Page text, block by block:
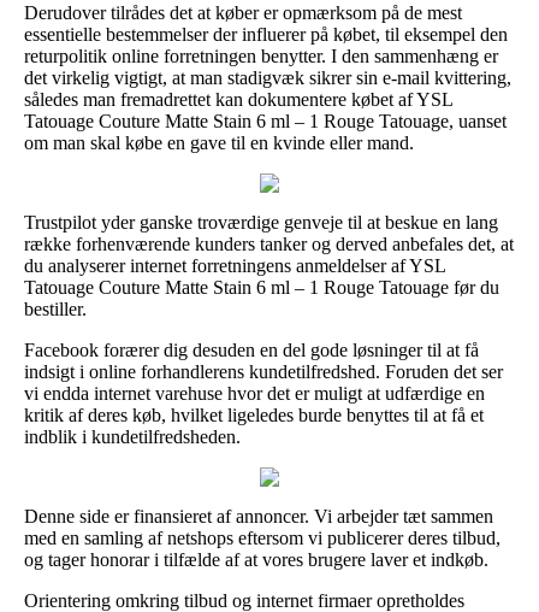
Derudover tilrådes det at køber er opmærksom på de mest
essentielle bestemmelser der influerer på købet, til eksempel den
returpolitik online forretningen benytter. I den sammenhæng er
det virkelig vigtigt, at man stadigvæk sikrer sin e-mail kvittering,
således man fremadrettet kan dokumentere købet af YSL
Tatouage Couture Matte Stain 6 ml – 1 Rouge Tatouage, uanset
om man skal købe en gave til en kvinde eller mand.
Trustpilot yder ganske troværdige genveje til at beskue en lang
række forhenværende kunders tanker og derved anbefales det, at
du analyserer internet forretningens anmeldelser af YSL
Tatouage Couture Matte Stain 6 ml – 1 Rouge Tatouage før du
bestiller.
Facebook forærer dig desuden en del gode løsninger til at få
indsigt i online forhandlerens kundetilfredshed. Foruden det ser
vi endda internet varehuse hvor det er muligt at udfærdige en
kritik af deres køb, hvilket ligeledes burde benyttes til at få et
indblik i kundetilfredsheden.
Denne side er finansieret af annoncer. Vi arbejder tæt sammen
med en samling af netshops eftersom vi publicerer deres tilbud,
og tager honorar i tilfælde af at vores brugere laver et indkøb.
Orientering omkring tilbud og internet firmaer opretholdes